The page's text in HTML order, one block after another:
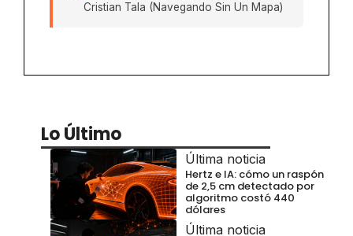
Cristian Tala (Navegando Sin Un Mapa)
Lo Último
Última noticia
Hertz e IA: cómo un raspón
de 2,5 cm detectado por
algoritmo costó 440
dólares
Última noticia